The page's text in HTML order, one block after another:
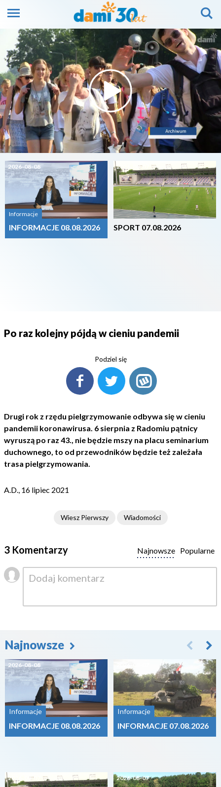
2026-08-08
Informacje
INFORMACJE 08.08.2026
2026-08-07
SPORT 07.08.2026
Po raz kolejny pójdą w cieniu pandemii
Podziel się
Drugi rok z rzędu pielgrzymowanie odbywa się w cieniu
pandemii koronawirusa. 6 sierpnia z Radomiu pątnicy
wyruszą po raz 43., nie będzie mszy na placu seminarium
duchownego, to od przewodników będzie też zależała
trasa pielgrzymowania.
A.D., 16 lipiec 2021
Wiesz Pierwszy Wiadomości
3 Komentarzy Popularne
Najnowsze
Najnowsze
2026-08-08
Informacje
INFORMACJE 08.08.2026
2026-08-07
Informacje
INFORMACJE 07.08.2026
2026-08-07